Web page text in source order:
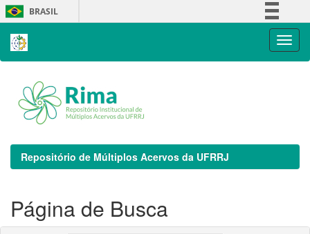
Skip
navigation
BRASIL
Repositório de Múltiplos Acervos da UFRRJ
Página de Busca